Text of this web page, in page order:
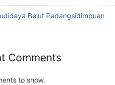
Belut Padangsidimpuan
Comments
to show.